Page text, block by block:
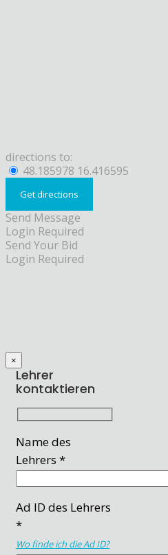
directions to:
48.185978 16.416595
Send Message
Login Required
Send Your Bid
Login Required
×
Lehrer
kontaktieren
Name des
Lehrers *
Ad ID des Lehrers
*
Wo finde ich die Ad ID?